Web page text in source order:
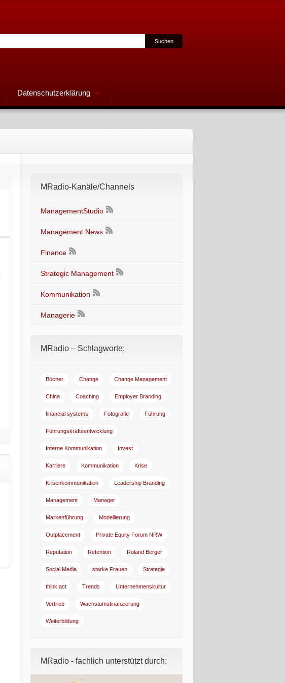
Datenschutzerklärung
MRadio-Kanäle/Channels
ManagementStudio
Management News
Finance
Strategic Management
Kommunikation
Managerie
MRadio – Schlagworte:
Bücher Change Change Management
China Coaching Employer Branding
financial systems Fotografie Führung
Führungskräfteentwicklung
Interne Kommunikation Invest
Karriere Kommunikation Krise
Krisenkommunikation Leadership Branding
Management Manager
Markenführung Modellierung
Outplacement Private Equity Forum NRW
Reputation Retention Roland Berger
Social Media starke Frauen Strategie
think:act Trends Unternehmenskultur
Vertrieb Wachstumsfinanzierung
Weiterbildung
MRadio - fachlich unterstützt durch: